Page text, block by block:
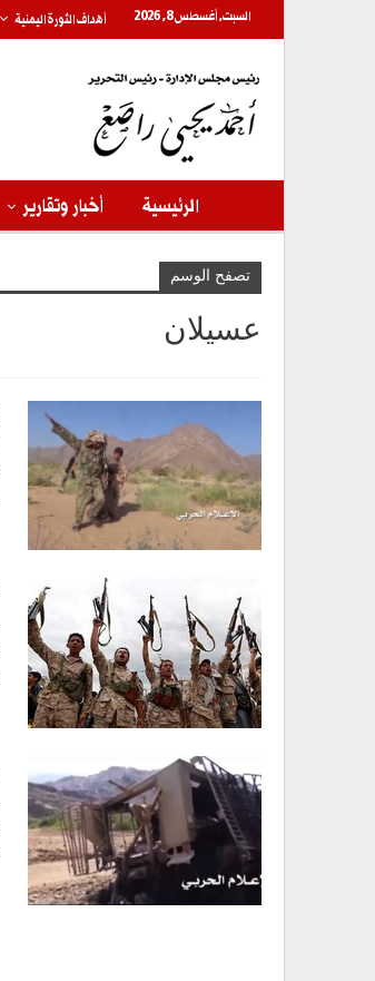
السبت, أغسطس 8, 2026 أهداف الثورة اليمنية
الرئيسية أخبار وتقارير
تصفح الوسم
عسيلان